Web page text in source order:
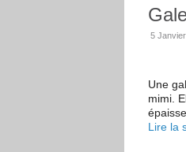
5
Une
mimi.
Lire la